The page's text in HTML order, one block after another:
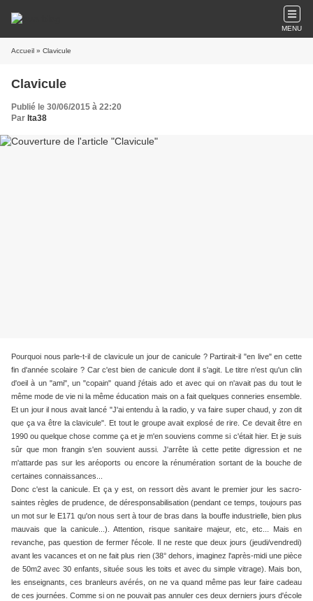
MENU
Accueil » Clavicule
Clavicule
Publié le 30/06/2015 à 22:20
Par lta38
Pourquoi nous parle-t-il de clavicule un jour de canicule ? Partirait-il "en live" en cette
fin d'année scolaire ? Car c'est bien de canicule dont il s'agit. Le titre n'est qu'un clin
d'oeil à un "ami", un "copain" quand j'étais ado et avec qui on n'avait pas du tout le
même mode de vie ni la même éducation mais on a fait quelques conneries ensemble.
Et un jour il nous avait lancé "J'ai entendu à la radio, y va faire super chaud, y zon dit
que ça va être la clavicule". Et tout le groupe avait explosé de rire. Ce devait être en
1990 ou quelque chose comme ça et je m'en souviens comme si c'était hier. Et je suis
sûr que mon frangin s'en souvient aussi. J'arrête là cette petite digression et ne
m'attarde pas sur les aréoports ou encore la rénumération sortant de la bouche de
certaines connaissances...
Donc c'est la canicule. Et ça y est, on ressort dès avant le premier jour les sacro-
saintes règles de prudence, de déresponsabilisation (pendant ce temps, toujours pas
un mot sur le E171 qu'on nous sert à tour de bras dans la bouffe industrielle, bien plus
mauvais que la canicule...). Attention, risque sanitaire majeur, etc, etc... Mais en
revanche, pas question de fermer l'école. Il ne reste que deux jours (jeudi/vendredi)
avant les vacances et on ne fait plus rien (38° dehors, imaginez l'après-midi une pièce
de 50m2 avec 30 enfants, située sous les toits et avec du simple vitrage). Mais bon,
les enseignants, ces branleurs avérés, on ne va quand même pas leur faire cadeau
de ces journées. Comme si on ne pouvait pas annuler ces deux derniers jours d'école